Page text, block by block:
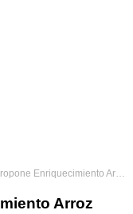
Enriquecimiento Arroz Peru Congreso
Arroz